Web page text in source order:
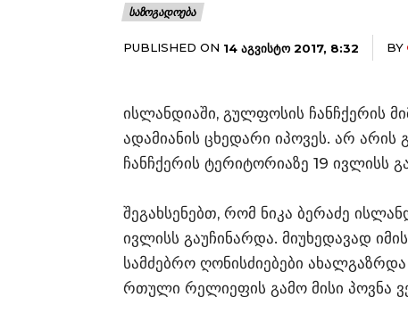
ᲡᲐᲖᲝᲒᲐᲓᲝᲔᲑᲐ
PUBLISHED ON 14 ᲐᲒᲕᲘᲡᲢᲝ 2017, 8:32 BY
ისლანდიაში, გულფოსის ჩანჩქერის
ადამიანის ცხედარი იპოვეს. არ
ჩანჩქერის ტერიტორიაზე 19 ივლისს
შეგახსენებთ, რომ ნიკა ბერაძე
ივლისს გაუჩინარდა. მიუხედავად
სამძებრო ღონისძიებები
რთული რელიეფის გამო მისი პოვნა